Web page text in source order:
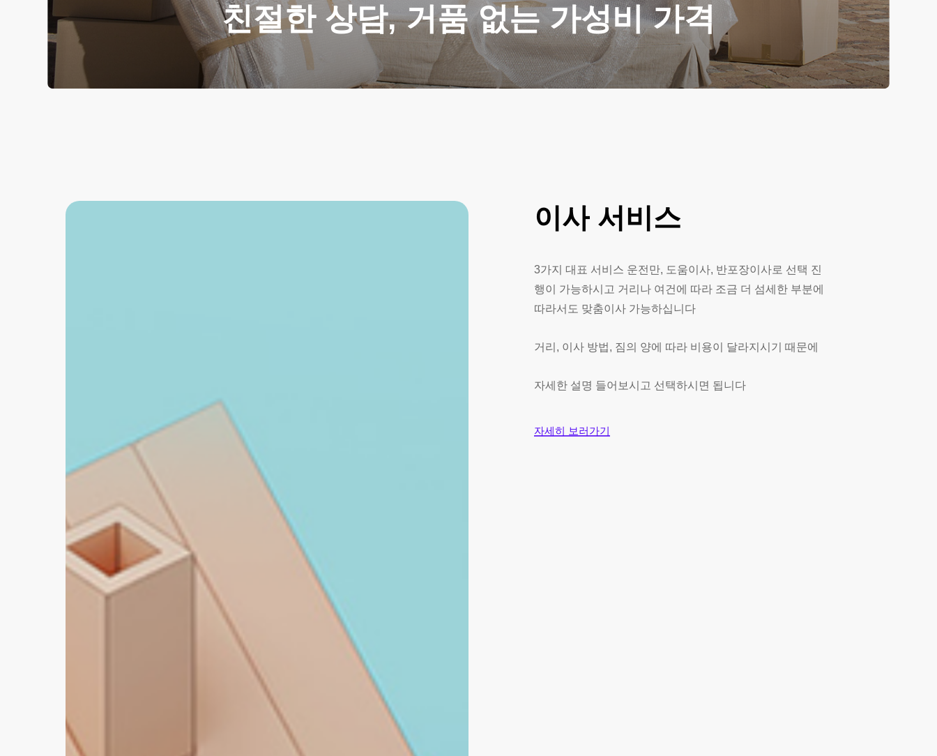
친절한 상담, 거품 없는 가성비 가격
이사 서비스
3가지 대표 서비스 운전만, 도움이사, 반포장이사로 선택 진
행이 가능하시고 거리나 여건에 따라 조금 더 섬세한 부분에
따라서도 맞춤이사 가능하십니다
거리, 이사 방법, 짐의 양에 따라 비용이 달라지시기 때문에
자세한 설명 들어보시고 선택하시면 됩니다
자세히 보러가기